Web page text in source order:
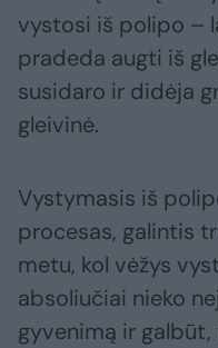
vystosi iš polipo –
pradeda augti iš
susidaro ir didėja
gleivinė.
Vystymasis iš
procesas, galintis
metu, kol vėžys
absoliučiai nieko
gyvenimą ir